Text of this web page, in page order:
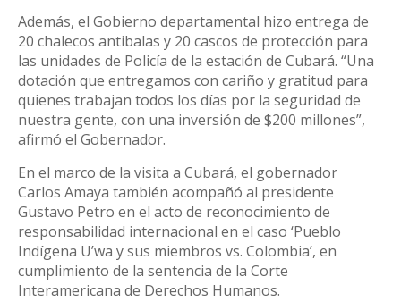
Además, el Gobierno departamental hizo entrega de
20 chalecos antibalas y 20 cascos de protección para
las unidades de Policía de la estación de Cubará. “Una
dotación que entregamos con cariño y gratitud para
quienes trabajan todos los días por la seguridad de
nuestra gente, con una inversión de $200 millones”,
afirmó el Gobernador.
En el marco de la visita a Cubará, el gobernador
Carlos Amaya también acompañó al presidente
Gustavo Petro en el acto de reconocimiento de
responsabilidad internacional en el caso ‘Pueblo
Indígena U’wa y sus miembros vs. Colombia’, en
cumplimiento de la sentencia de la Corte
Interamericana de Derechos Humanos.